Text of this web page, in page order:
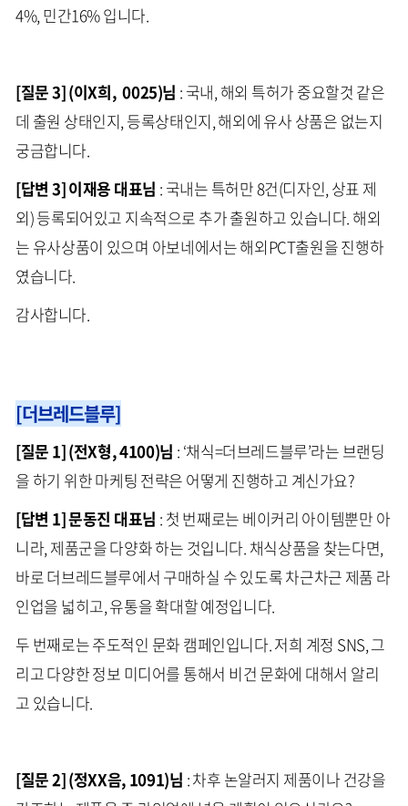
4%, 민간16% 입니다.
[질문 3] (이X희, 0025)님 : 국내, 해외 특허가 중요할것 같은
데 출원 상태인지, 등록상태인지, 해외에 유사 상품은 없는지
궁금합니다.
[답변 3] 이재용 대표님 : 국내는 특허만 8건(디자인, 상표 제
외) 등록되어있고 지속적으로 추가 출원하고 있습니다. 해외
는 유사상품이 있으며 아보네에서는 해외PCT출원을 진행하
였습니다.
감사합니다.
[더브레드블루]
[질문 1] (전X형, 4100)님 : ‘채식=더브레드블루’라는 브랜딩
을 하기 위한 마케팅 전략은 어떻게 진행하고 계신가요?
[답변 1] 문동진 대표님 : 첫 번째로는 베이커리 아이템뿐만 아
니라, 제품군을 다양화 하는 것입니다. 채식상품을 찾는다면,
바로 더브레드블루에서 구매하실 수 있도록 차근차근 제품 라
인업을 넓히고, 유통을 확대할 예정입니다.
두 번째로는 주도적인 문화 캠페인입니다. 저희 계정 SNS, 그
리고 다양한 정보 미디어를 통해서 비건 문화에 대해서 알리
고 있습니다.
[질문 2] (정XX음, 1091)님 : 차후 논알러지 제품이나 건강을